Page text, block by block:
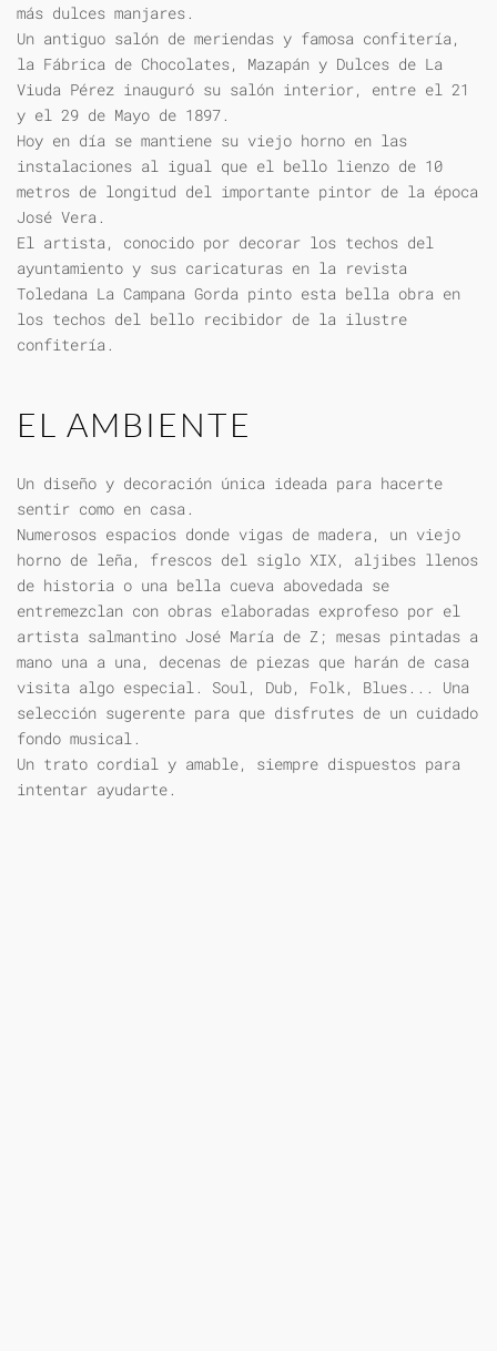
más dulces manjares.
Un antiguo salón de meriendas y famosa confitería,
la Fábrica de Chocolates, Mazapán y Dulces de La
Viuda Pérez inauguró su salón interior, entre el 21
y el 29 de Mayo de 1897.
Hoy en día se mantiene su viejo horno en las
instalaciones al igual que el bello lienzo de 10
metros de longitud del importante pintor de la época
José Vera.
El artista, conocido por decorar los techos del
ayuntamiento y sus caricaturas en la revista
Toledana La Campana Gorda pinto esta bella obra en
los techos del bello recibidor de la ilustre
confitería.
EL AMBIENTE
Un diseño y decoración única ideada para hacerte
sentir como en casa.
Numerosos espacios donde vigas de madera, un viejo
horno de leña, frescos del siglo XIX, aljibes llenos
de historia o una bella cueva abovedada se
entremezclan con obras elaboradas exprofeso por el
artista salmantino José María de Z; mesas pintadas a
mano una a una, decenas de piezas que harán de casa
visita algo especial. Soul, Dub, Folk, Blues... Una
selección sugerente para que disfrutes de un cuidado
fondo musical.
Un trato cordial y amable, siempre dispuestos para
intentar ayudarte.